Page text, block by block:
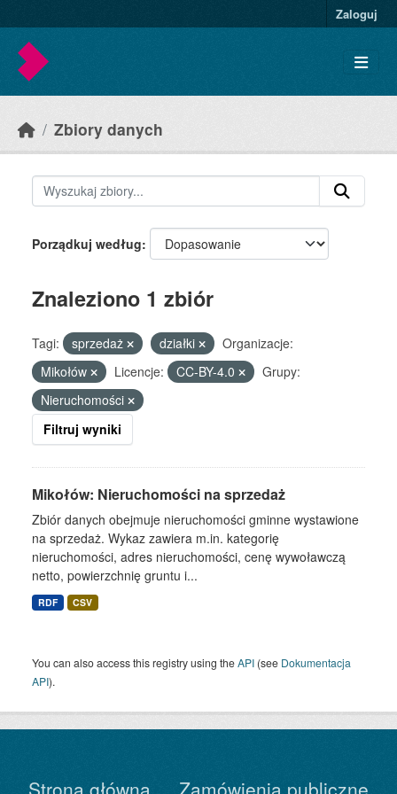
Zaloguj
Zbiory danych
Porządkuj według
Znaleziono 1 zbiór
Tagi: sprzedaż działki
Organizacje:
Mikołów
Licencje: CC-BY-4.0
Grupy:
Nieruchomości
Filtruj wyniki
Mikołów: Nieruchomości na sprzedaż
Zbiór danych obejmuje nieruchomości gminne wystawione
na sprzedaż. Wykaz zawiera m.in. kategorię
nieruchomości, adres nieruchomości, cenę wywoławczą
netto, powierzchnię gruntu i...
RDF CSV
You can also access this registry using theAPI (see Dokumentacja
API).
Strona główna Zamówienia publiczne